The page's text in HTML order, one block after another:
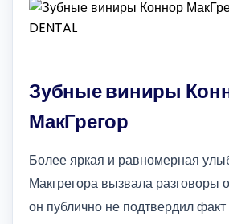
Зубные виниры
МакГрегор
Более яркая и равномерная
Макгрегора вызвала разговоры
он публично не подтвердил